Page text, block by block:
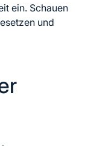
ein. Schauen
und